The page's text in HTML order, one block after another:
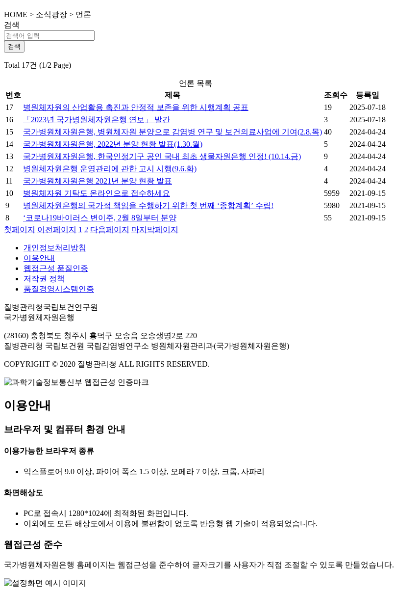
HOME > 소식광장 > 언론
검색
Total 17건 (1/2 Page)
언론 목록
번호
제목 조회수
등록일
17
병원체자원의 산업활용 촉진과 안정적 보존을 위한 시행계획 공표 19
2025-07-18
16
「2023년 국가병원체자원은행 연보」 발간 3
2025-07-18
15
국가병원체자원은행, 병원체자원 분양으로 감염병 연구 및 보건의료사업에 기여(2.8.목) 40
2024-04-24
14
국가병원체자원은행, 2022년 분양 현황 발표(1.30.월) 5
2024-04-24
13
국가병원체자원은행, 한국인정기구 공인 국내 최초 생물자원은행 인정! (10.14.금) 9
2024-04-24
12
병원체자원은행 운영관리에 관한 고시 시행(9.6.화) 4
2024-04-24
11
국가병원체자원은행 2021년 분양 현황 발표 4
2024-04-24
10
병원체자원 기탁도 온라인으로 접수하세요 5959
2021-09-15
9
병원체자원은행의 국가적 책임을 수행하기 위한 첫 번째 ‘종합계획’ 수립! 5980
2021-09-15
8
‘코로나19바이러스 변이주, 2월 8일부터 분양 55
2021-09-15
첫페이지
이전페이지 1 2 다음페이지 마지막페이지
개인정보처리방침
이용안내
웹접근성 품질인증
저작권 정책
품질경영시스템인증
질병관리청국립보건연구원
국가병원체자원은행
(28160) 충청북도 청주시 흥덕구 오송읍 오송생명2로 220
질병관리청 국립보건원 국립감염병연구소 병원체자원관리과(국가병원체자원은행)
COPYRIGHT © 2020 질병관리청 ALL RIGHTS RESERVED.
이용안내
브라우저 및 컴퓨터 환경 안내
이용가능한 브라우저 종류
익스플로어 9.0 이상, 파이어 폭스 1.5 이상, 오페라 7 이상, 크롬, 사파리
화면해상도
PC로 접속시 1280*1024에 최적화된 화면입니다.
이외에도 모든 해상도에서 이용에 불편함이 없도록 반응형 웹 기술이 적용되었습니다.
웹접근성 준수
국가병원체자원은행 홈페이지는 웹접근성을 준수하여 글자크기를 사용자가 직접 조절할 수 있도록 만들었습니다.